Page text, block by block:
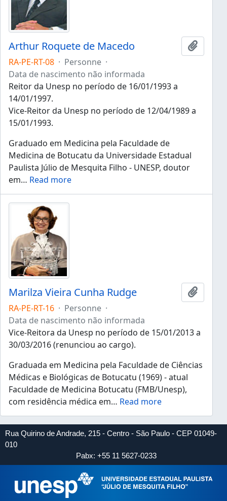
Arthur Roquete de Macedo
Ajouter
RA-PE-RT-08 · Personne ·
Data de nascimento não informada
Reitor da Unesp no período de 16/01/1993 a
14/01/1997.
Vice-Reitor da Unesp no período de 12/04/1989 a
15/01/1993.
Graduado em Medicina pela Faculdade de
Medicina de Botucatu da Universidade Estadual
Paulista Júlio de Mesquita Filho - UNESP, doutor
em… Read more
Marilza Vieira Cunha Rudge
Ajouter
RA-PE-RT-16 · Personne ·
Data de nascimento não informada
Vice-Reitora da Unesp no período de 15/01/2013 a
30/03/2016 (renunciou ao cargo).
Graduada em Medicina pela Faculdade de Ciências
Médicas e Biológicas de Botucatu (1969) - atual
Faculdade de Medicina Botucatu (FMB/Unesp),
com residência médica em… Read more
Rua Quirino de Andrade, 215 - Centro - São Paulo - CEP 01049-
010
Pabx: +55 11 5627-0233